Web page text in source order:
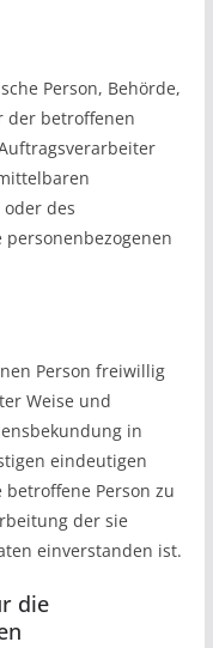
Person, Behörde,
der betroffenen
des
Person freiwillig
Weise und
in
eindeutigen
Person zu
der sie
einverstanden ist.
die